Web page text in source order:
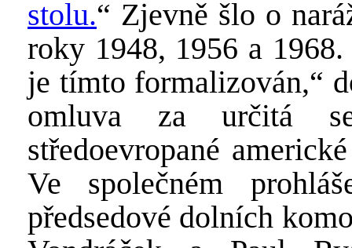
stolu.“ Zjevně šlo o
roky 1948, 1956 a
je tímto formalizován,“
omluva za určitá
středoevropané
Ve společném
předsedové dolních